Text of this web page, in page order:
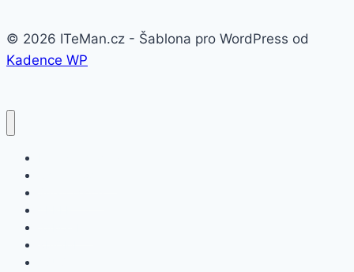
© 2026 ITeMan.cz - Šablona pro WordPress od
Kadence WP